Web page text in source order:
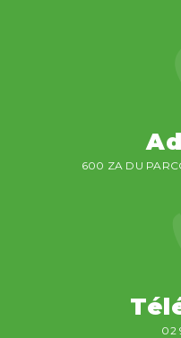
600 ZA DU
02